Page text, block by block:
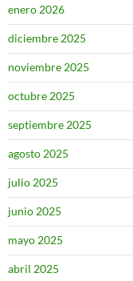
enero 2026
diciembre 2025
noviembre 2025
octubre 2025
septiembre 2025
agosto 2025
julio 2025
junio 2025
mayo 2025
abril 2025